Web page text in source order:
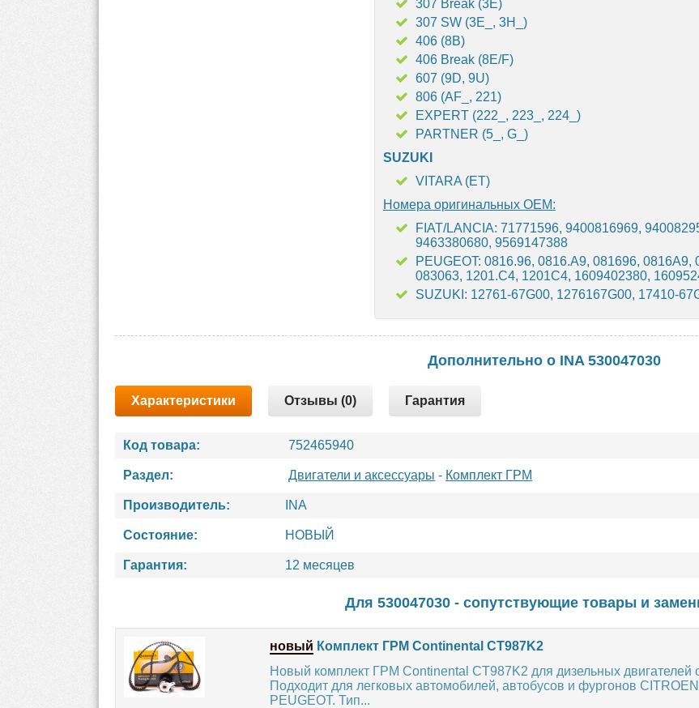
307 Break (3E)
307 SW (3E_, 3H_)
406 (8B)
406 Break (8E/F)
607 (9D, 9U)
806 (AF_, 221)
EXPERT (222_, 223_, 224_)
PARTNER (5_, G_)
SUZUKI
VITARA (ET)
Номера оригинальных OEM:
FIAT/LANCIA: 71771596, 9400816969,
9463380680, 9569147388
PEUGEOT: 0816.96, 0816.A9, 081696,
083063, 1201.C4, 1201C4, 1609402380,
SUZUKI: 12761-67G00, 1276167G00, 17410-
Дополнительно о INA 530047030
Характеристики Отзывы (0) Гарантия
Код товара: 752465940
Раздел: Двигатели и аксессуары - Комплект ГРМ
Производитель: INA
Состояние: НОВЫЙ
Гарантия: 12 месяцев
Для 530047030 - сопутствующие товары и
новый Комплект ГРМ Continental CT987K2
Новый комплект ГРМ Continental CT987K2 для дизельных двигателей
Подходит для легковых автомобилей, автобусов и фургонов
PEUGEOT. Тип...